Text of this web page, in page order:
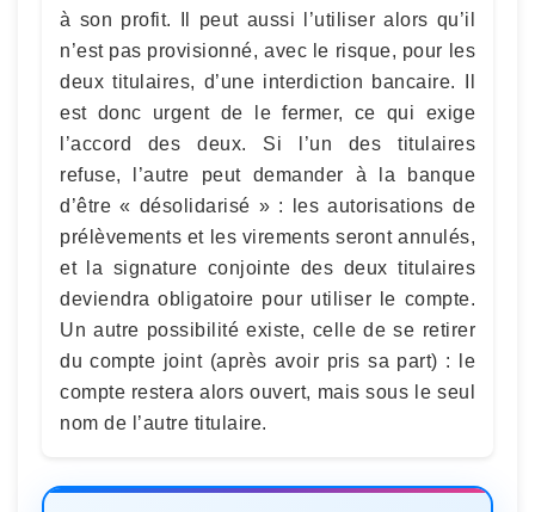
à son profit. Il peut aussi l’utiliser alors qu’il
n’est pas provisionné, avec le risque, pour les
deux titulaires, d’une interdiction bancaire. Il
est donc urgent de le fermer, ce qui exige
l’accord des deux. Si l’un des titulaires
refuse, l’autre peut demander à la banque
d’être « désolidarisé » : les autorisations de
prélèvements et les virements seront annulés,
et la signature conjointe des deux titulaires
deviendra obligatoire pour utiliser le compte.
Un autre possibilité existe, celle de se retirer
du compte joint (après avoir pris sa part) : le
compte restera alors ouvert, mais sous le seul
nom de l’autre titulaire.